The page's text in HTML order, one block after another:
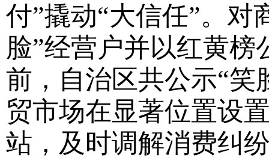
付”撬动“大信任”。对
脸”经营户并以红黄
前，自治区共公示“笑
贸市场在显著位置设
站，及时调解消费纠